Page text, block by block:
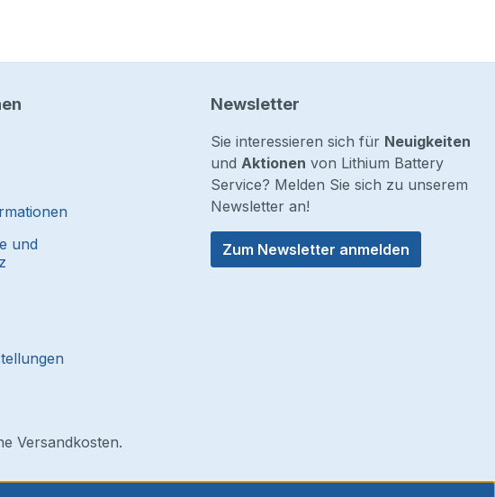
und
Newsletter
Sie interessieren sich für Neuigkeiten
und Aktionen von Lithium Battery
Service? Melden Sie sich zu unserem
Newsletter an!
Zum Newsletter anmelden
Versandkosten.